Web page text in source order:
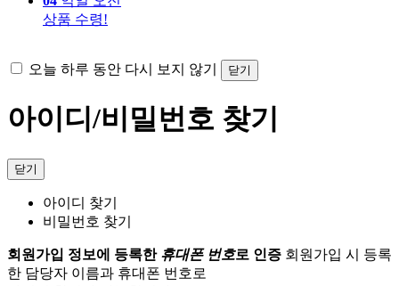
상품 수령!
오늘 하루 동안 다시 보지 않기 닫기
아이디/비밀번호 찾기
닫기
아이디 찾기
비밀번호 찾기
회원가입 정보에 등록한 휴대폰 번호로 인증 회원가입 시 등록
한 담당자 이름과 휴대폰 번호로